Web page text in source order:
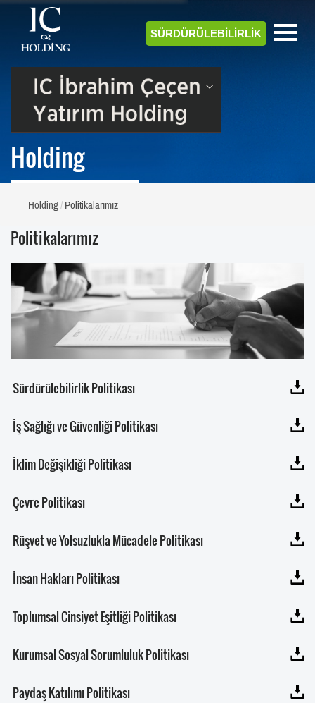
SÜRDÜRÜLEBİLİRLİK
Holding
Holding Politikalarımız
Politikalarımız
Sürdürülebilirlik Politikası
İş Sağlığı ve Güvenliği Politikası
İklim Değişikliği Politikası
Çevre Politikası
Rüşvet ve Yolsuzlukla Mücadele Politikası
İnsan Hakları Politikası
Toplumsal Cinsiyet Eşitliği Politikası
Kurumsal Sosyal Sorumluluk Politikası
Paydaş Katılımı Politikası